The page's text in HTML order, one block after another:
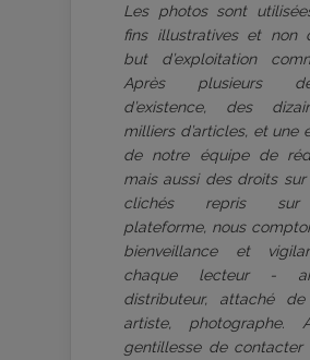
Les photos sont
fins illustratives et non
but d’exploitation
Après plusieurs
d’existence, des
milliers d’articles, et une
de notre équipe de
mais aussi des droits sur
clichés repris sur
plateforme, nous
bienveillance et
chaque lecteur -
distributeur, attaché de
artiste, photographe.
gentillesse de contacter